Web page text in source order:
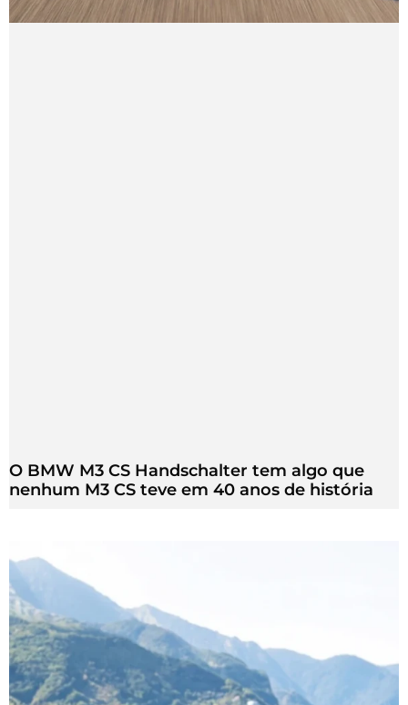
O BMW M3 CS Handschalter tem algo que
nenhum M3 CS teve em 40 anos de história